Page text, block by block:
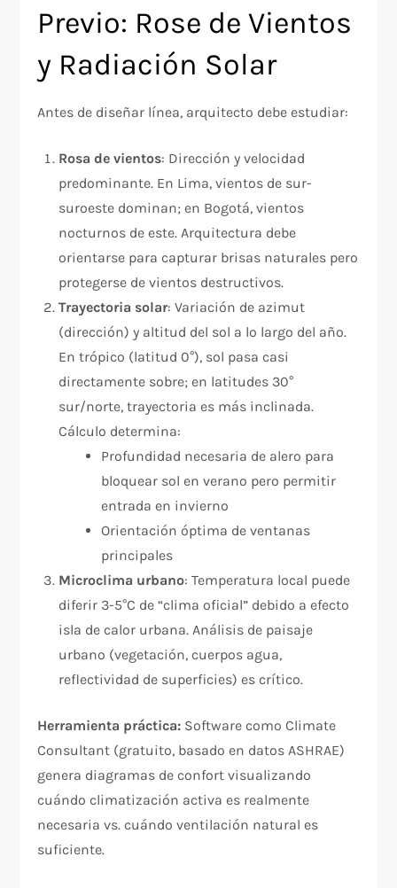
Previo: Rose de Vientos
y Radiación Solar
Antes de diseñar línea, arquitecto debe estudiar:
Rosa de vientos: Dirección y velocidad
predominante. En Lima, vientos de sur-
suroeste dominan; en Bogotá, vientos
nocturnos de este. Arquitectura debe
orientarse para capturar brisas naturales pero
protegerse de vientos destructivos.
Trayectoria solar: Variación de azimut
(dirección) y altitud del sol a lo largo del año.
En trópico (latitud 0°), sol pasa casi
directamente sobre; en latitudes 30°
sur/norte, trayectoria es más inclinada.
Cálculo determina:
Profundidad necesaria de alero para
bloquear sol en verano pero permitir
entrada en invierno
Orientación óptima de ventanas
principales
Microclima urbano: Temperatura local puede
diferir 3-5°C de “clima oficial” debido a efecto
isla de calor urbana. Análisis de paisaje
urbano (vegetación, cuerpos agua,
reflectividad de superficies) es crítico.
Herramienta práctica: Software como Climate
Consultant (gratuito, basado en datos ASHRAE)
genera diagramas de confort visualizando
cuándo climatización activa es realmente
necesaria vs. cuándo ventilación natural es
suficiente.